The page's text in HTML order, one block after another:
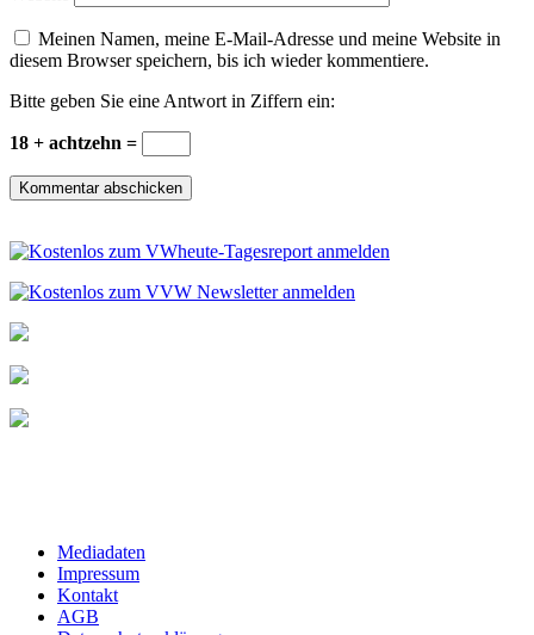
Meinen Namen, meine E-Mail-Adresse und meine Website in
diesem Browser speichern, bis ich wieder kommentiere.
Bitte geben Sie eine Antwort in Ziffern ein:
18 + achtzehn =
Mediadaten
Impressum
Kontakt
AGB